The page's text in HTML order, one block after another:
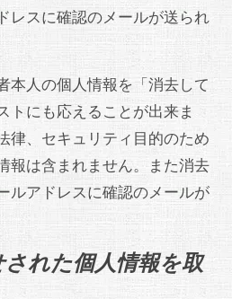
レスに確認のメールが送られ
本人の個人情報を「消去して
トにも応えることが出来ま
律、セキュリティ目的のため
報は含まれません。また消去
ルアドレスに確認のメールが
れた個人情報を取